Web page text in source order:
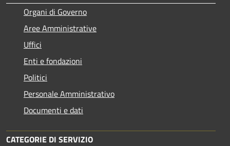
Organi di Governo
Aree Amministrative
Uffici
Enti e fondazioni
Politici
Personale Amministrativo
Documenti e dati
CATEGORIE DI SERVIZIO